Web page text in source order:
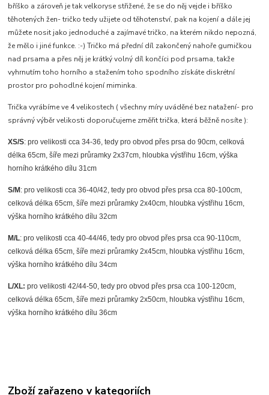
bříško a zároveň je tak velkoryse střižené, že se do něj vejde i bříško
těhotených žen- tričko tedy užijete od těhotenství, pak na kojení a dále jej
můžete nosit jako jednoduché a zajímavé tričko, na kterém nikdo nepozná,
že mělo i jiné funkce. :-) Tričko má přední díl zakončený nahoře gumičkou
nad prsama a přes něj je krátký volný díl končíci pod prsama, takže
vyhrnutím toho horního a stažením toho spodního získáte diskrétní
prostor pro pohodlné kojení miminka.
Trička vyrábíme ve 4 velikostech ( všechny míry uváděné bez natažení- pro
správný výběr velikosti doporučujeme změřit trička, která běžně nosíte ):
XS/S: pro velikosti cca 34-36, tedy pro obvod přes prsa do 90cm, celková
délka 65cm, šíře mezi průramky 2x37cm, hloubka výstřihu 16cm, výška
horního krátkého dílu 31cm
S/M : pro velikosti cca 36-40/42, tedy pro obvod přes prsa cca 80-100cm,
celková délka 65cm, šíře mezi průramky 2x40cm, hloubka výstřihu 16cm,
výška horního krátkého dílu 32cm
M/L: pro velikosti cca 40-44/46, tedy pro obvod přes prsa cca 90-110cm,
celková délka 65cm, šíře mezi průramky 2x45cm, hloubka výstřihu 16cm,
výška horního krátkého dílu 34cm
L/XL:pro velikosti 42/44-50, tedy pro obvod přes prsa cca 100-120cm,
celková délka 65cm, šíře mezi průramky 2x50cm, hloubka výstřihu 16cm,
výška horního krátkého dílu 36cm
Zboží zařazeno v kategoriích